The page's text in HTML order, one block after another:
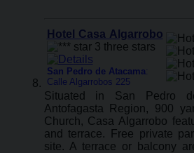
Hotel Casa Algarrobo
San Pedro de Atacama:
Calle Algarrobos 225
Situated in San Pedro
Antofagasta Region, 900
Church, Casa Algarrobo
and terrace. Free private
site. A terrace or balcony